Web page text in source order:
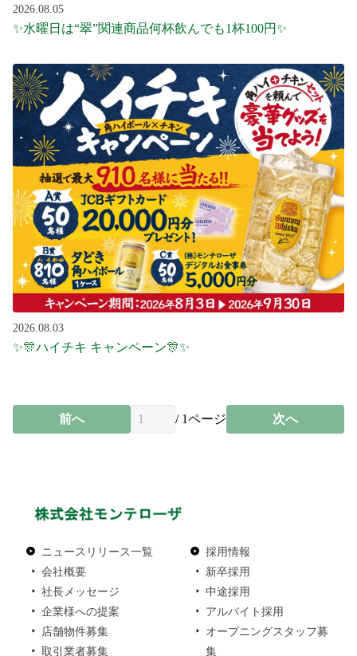
2026.08.05
✨水曜日は“翠”関連商品何杯飲んでも1杯100円✨
2026.08.03
✨🎊ハイチキ キャンペーン🎊✨
前へ / 1ページ 次へ
ニュースリリース一覧
会社概要
社長メッセージ
企業様への提案
店舗物件募集
取引業者募集
採用情報
新卒採用
中途採用
アルバイト採用
オープニングスタッフ募
集